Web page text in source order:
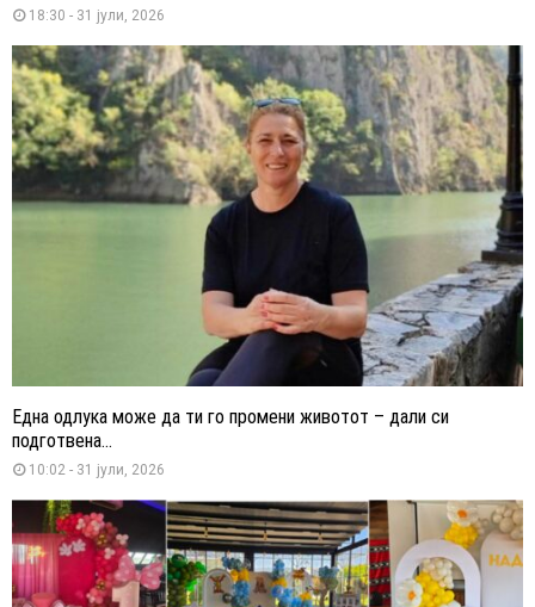
18:30 - 31 јули, 2026
Една одлука може да ти го промени животот – дали си
подготвена...
10:02 - 31 јули, 2026